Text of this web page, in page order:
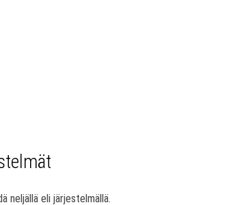
neljällä eli järjestelmällä.